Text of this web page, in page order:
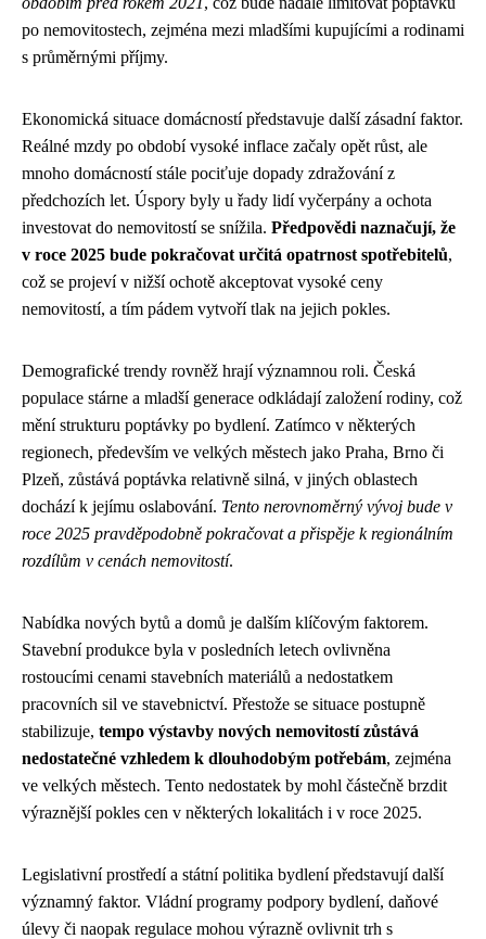
po nemovitostech, zejména mezi mladšími kupujícími a rodinami
s průměrnými příjmy.
Ekonomická situace domácností představuje další zásadní faktor.
Reálné mzdy po období vysoké inflace začaly opět růst, ale
mnoho domácností stále pociťuje dopady zdražování z
předchozích let. Úspory byly u řady lidí vyčerpány a ochota
investovat do nemovitostí se snížila. Předpovědi naznačují, že
v roce 2025 bude pokračovat určitá opatrnost spotřebitelů,
což se projeví v nižší ochotě akceptovat vysoké ceny
nemovitostí, a tím pádem vytvoří tlak na jejich pokles.
Demografické trendy rovněž hrají významnou roli. Česká
populace stárne a mladší generace odkládají založení rodiny, což
mění strukturu poptávky po bydlení. Zatímco v některých
regionech, především ve velkých městech jako Praha, Brno či
Plzeň, zůstává poptávka relativně silná, v jiných oblastech
dochází k jejímu oslabování. Tento nerovnoměrný vývoj bude v
roce 2025 pravděpodobně pokračovat a přispěje k regionálním
rozdílům v cenách nemovitostí.
Nabídka nových bytů a domů je dalším klíčovým faktorem.
Stavební produkce byla v posledních letech ovlivněna
rostoucími cenami stavebních materiálů a nedostatkem
pracovních sil ve stavebnictví. Přestože se situace postupně
stabilizuje, tempo výstavby nových nemovitostí zůstává
nedostatečné vzhledem k dlouhodobým potřebám, zejména
ve velkých městech. Tento nedostatek by mohl částečně brzdit
výraznější pokles cen v některých lokalitách i v roce 2025.
Legislativní prostředí a státní politika bydlení představují další
významný faktor. Vládní programy podpory bydlení, daňové
úlevy či naopak regulace mohou výrazně ovlivnit trh s